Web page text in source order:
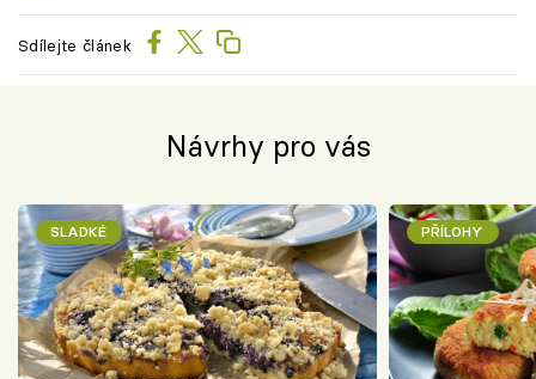
Sdílejte článek
Návrhy pro vás
SLADKÉ PŘÍLOHY